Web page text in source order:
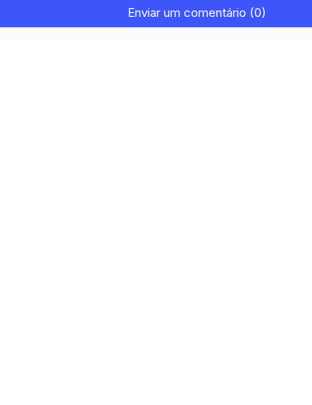
Enviar um comentário (0)